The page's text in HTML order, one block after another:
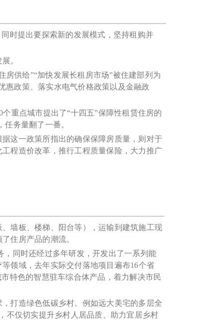
时提出要探索新的发展模式，坚持租购并
。
供给”“加快发展长租房市场”被住建部列为
惠政策、落实水电气价格政策以及金融政
重点城市提出了“十四五”保障性租赁住房的
务量翻了一番。
这一政策所指出的确保保障房质量，则对于
程造价改革，推行工程质量保险，大力推广
墙板、楼梯、阳台等），运输到建筑施工现
住房产品的潮流。
同时还经过多年研发，开发出了一系列能
领域，去年实际交付落地项目遍布16个省
特色的智慧驻车综合体产品，着力解决市民
打造绿色低碳乡村。例如远大美宅的多层全
不仅切实提升乡村人居品质、助力宜居乡村